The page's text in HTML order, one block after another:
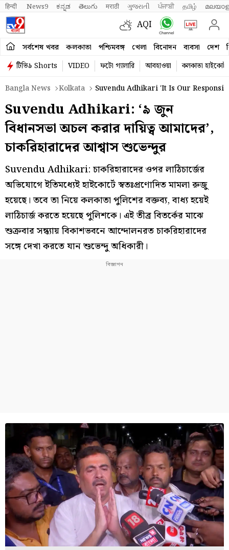
हिन्दी News9 ಕನ್ನಡ తెలుగు मराठी ગુજરાતી ਪੰਜਾਬੀ தமிழ்
AQI
সর্বশেষ খবর কলকাতা পশ্চিমবঙ্গ খেলা বিনোদন ব্যবসা দেশ
টিভি৯ Shorts VIDEO ফটো গ্যালারি আবহাওয়া
কলকাতা হাইকোর্ট
Bangla News
Kolkata Suvendu Adhikari 'It Is Our
Suvendu Adhikari: ‘৯ জুন
বিধানসভা অচল করার দায়িত্ব আমাদের’,
চাকরিহারাদের আশ্বাস শুভেন্দুর
Suvendu Adhikari: চাকরিহারাদের ওপর লাঠিচার্জের
অভিযোগে ইতিমধ্যেই হাইকোর্টে স্বতঃপ্রণোদিত মামলা রুজু
হয়েছে। তবে তা নিয়ে কলকাতা পুলিশের বক্তব্য, বাধ্য হয়েই
লাঠিচার্জ করতে হয়েছে পুলিশকে। এই তীব্র বিতর্কের মাঝে
শুক্রবার সন্ধ্যায় বিকাশভবনে আন্দোলনরত চাকরিহারাদের
সঙ্গে দেখা করতে যান শুভেন্দু অধিকারী।